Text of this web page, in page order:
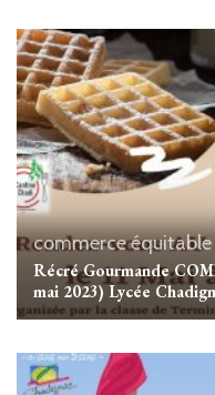
commerce équitable
Récré Gourmande
mai 2023) Lycée